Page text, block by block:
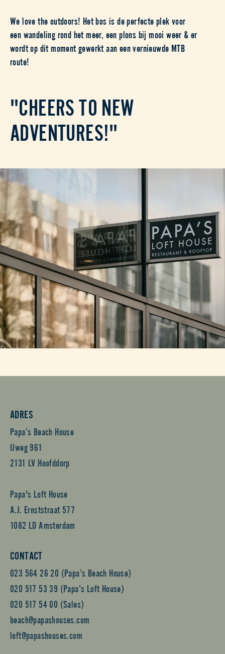
We love the outdoors! Het bos is de perfecte plek voor
een wandeling rond het meer, een plons bij mooi weer & er
wordt op dit moment gewerkt aan een vernieuwde MTB
route!
"CHEERS TO NEW
ADVENTURES!"
ADRES
Papa’s Beach House
IJweg 961
2131 LV Hoofddorp
Papa's Loft House
A.J. Ernststraat 577
1082 LD Amsterdam
CONTACT
023 564 26 20 (Papa’s Beach House)
020 517 53 39 (Papa’s Loft House)
020 517 54 00 (Sales)
beach@papashouses.com
loft@papashouses.com